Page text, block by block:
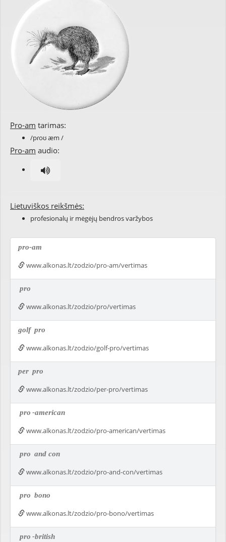
Pro-am tarimas:
/pɾoʊ æm /
Pro-am audio:
Lietuviškos reikšmės:
profesionalų ir mėgėjų bendros varžybos
pro-am
www.alkonas.lt/zodzio/pro-am/vertimas
pro
www.alkonas.lt/zodzio/pro/vertimas
golf pro
www.alkonas.lt/zodzio/golf-pro/vertimas
per pro
www.alkonas.lt/zodzio/per-pro/vertimas
pro -american
www.alkonas.lt/zodzio/pro-american/vertimas
pro and con
www.alkonas.lt/zodzio/pro-and-con/vertimas
pro bono
www.alkonas.lt/zodzio/pro-bono/vertimas
pro -british